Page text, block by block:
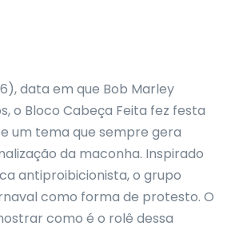
data em que Bob Marley
o Bloco Cabeça Feita fez festa
um tema que sempre gera
da maconha. Inspirado
antiproibicionista, o grupo
como forma de protesto. O
como é o rolê dessa